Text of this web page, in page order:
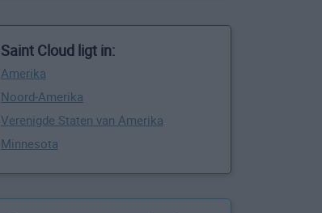
Saint Cloud ligt in:
Amerika
Noord-Amerika
Verenigde Staten van Amerika
Minnesota